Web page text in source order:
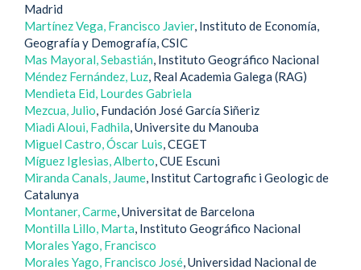
Madrid
Martínez Vega, Francisco Javier, Instituto de Economía,
Geografía y Demografía, CSIC
Mas Mayoral, Sebastián , Instituto Geográfico Nacional
Méndez Fernández, Luz , Real Academia Galega (RAG)
Mendieta Eid, Lourdes Gabriela
Mezcua, Julio , Fundación José García Siñeriz
Miadi Aloui, Fadhila , Universite du Manouba
Miguel Castro, Óscar Luis , CEGET
Míguez Iglesias, Alberto , CUE Escuni
Miranda Canals, Jaume , Institut Cartografic i Geologic de
Catalunya
Montaner, Carme , Universitat de Barcelona
Montilla Lillo, Marta , Instituto Geográfico Nacional
Morales Yago, Francisco
Morales Yago, Francisco José , Universidad Nacional de